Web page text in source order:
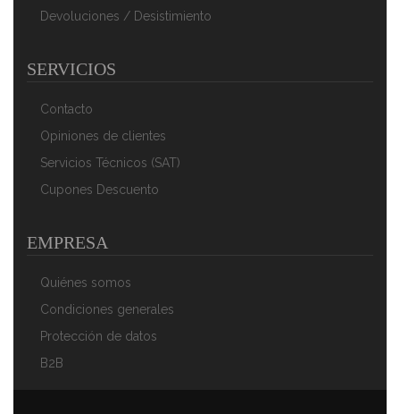
Camry CR 7416 Calienta Camas Eléctrico 150 X 100
62,90 €
AÑADIR AL CARRITO
Devoluciones / Desistimiento
SERVICIOS
Contacto
Opiniones de clientes
Servicios Técnicos (SAT)
Cupones Descuento
EMPRESA
Quiénes somos
Condiciones generales
Protección de datos
B2B